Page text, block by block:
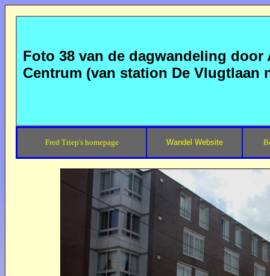
Foto 38 van de dagwandeling door
Centrum (van station De Vlugtlaan
Fred Triep's homepage Wandel Website